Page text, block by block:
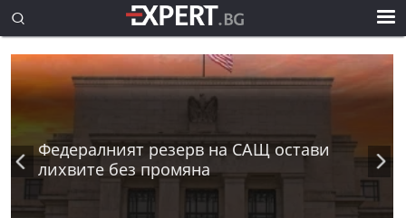
Федералният резерв на САЩ остави
лихвите без промяна